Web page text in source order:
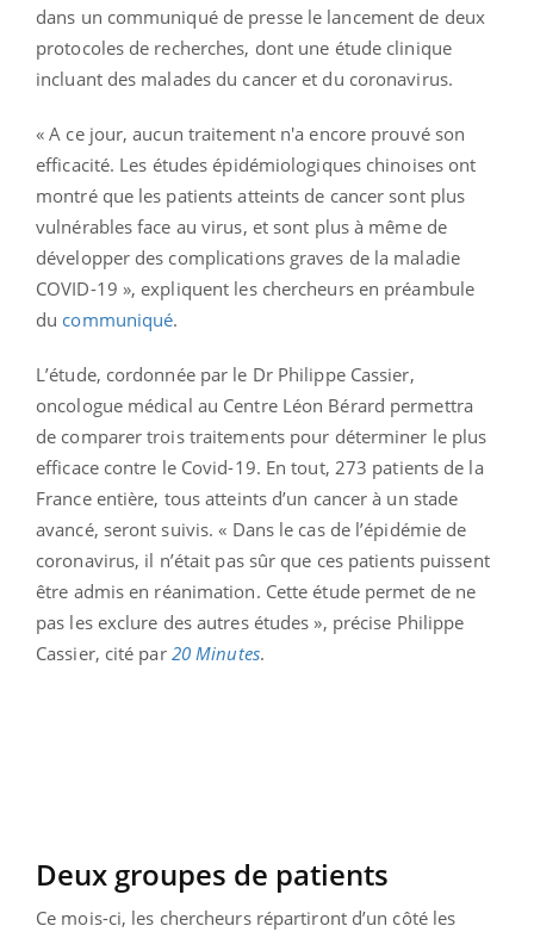
dans un communiqué de presse le lancement de deux
protocoles de recherches, dont une étude clinique
incluant des malades du cancer et du coronavirus.
« A ce jour, aucun traitement n'a encore prouvé son
efficacité. Les études épidémiologiques chinoises ont
montré que les patients atteints de cancer sont plus
vulnérables face au virus, et sont plus à même de
développer des complications graves de la maladie
COVID-19 », expliquent les chercheurs en préambule
du communiqué.
L’étude, cordonnée par le Dr Philippe Cassier,
oncologue médical au Centre Léon Bérard permettra
de comparer trois traitements pour déterminer le plus
efficace contre le Covid-19. En tout, 273 patients de la
France entière, tous atteints d’un cancer à un stade
avancé, seront suivis. « Dans le cas de l’épidémie de
coronavirus, il n’était pas sûr que ces patients puissent
être admis en réanimation. Cette étude permet de ne
pas les exclure des autres études », précise Philippe
Cassier, cité par 20 Minutes.
Deux groupes de patients
Ce mois-ci, les chercheurs répartiront d’un côté les